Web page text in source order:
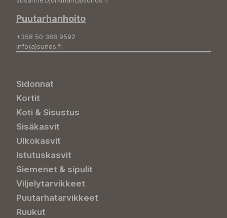
Puutarhanhoito
+358 50 388 9592
info(a)sunds.fi
Sidonnat
Kortit
Koti & Sisustus
Sisäkasvit
Ulkokasvit
Istutuskasvit
Siemenet & sipulit
Viljelytarvikkeet
Puutarhatarvikkeet
Ruukut